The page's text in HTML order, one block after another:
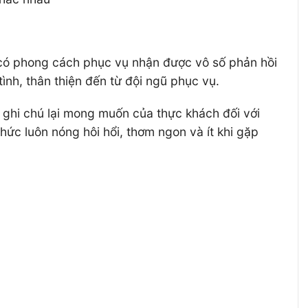
phong cách phục vụ nhận được vô số phản hồi
thân thiện đến từ đội ngũ phục vụ.
chú lại mong muốn của thực khách đối với
luôn nóng hôi hổi, thơm ngon và ít khi gặp